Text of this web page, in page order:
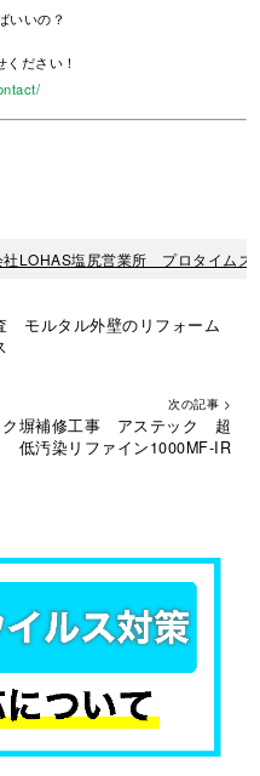
いいの？
ださい！
LOHAS塩尻営業所 プロタイムズ
ルタル外壁のリフォーム
次の記事 >
塀補修工事 アステック 超
低汚染リファイン1000MF-IR